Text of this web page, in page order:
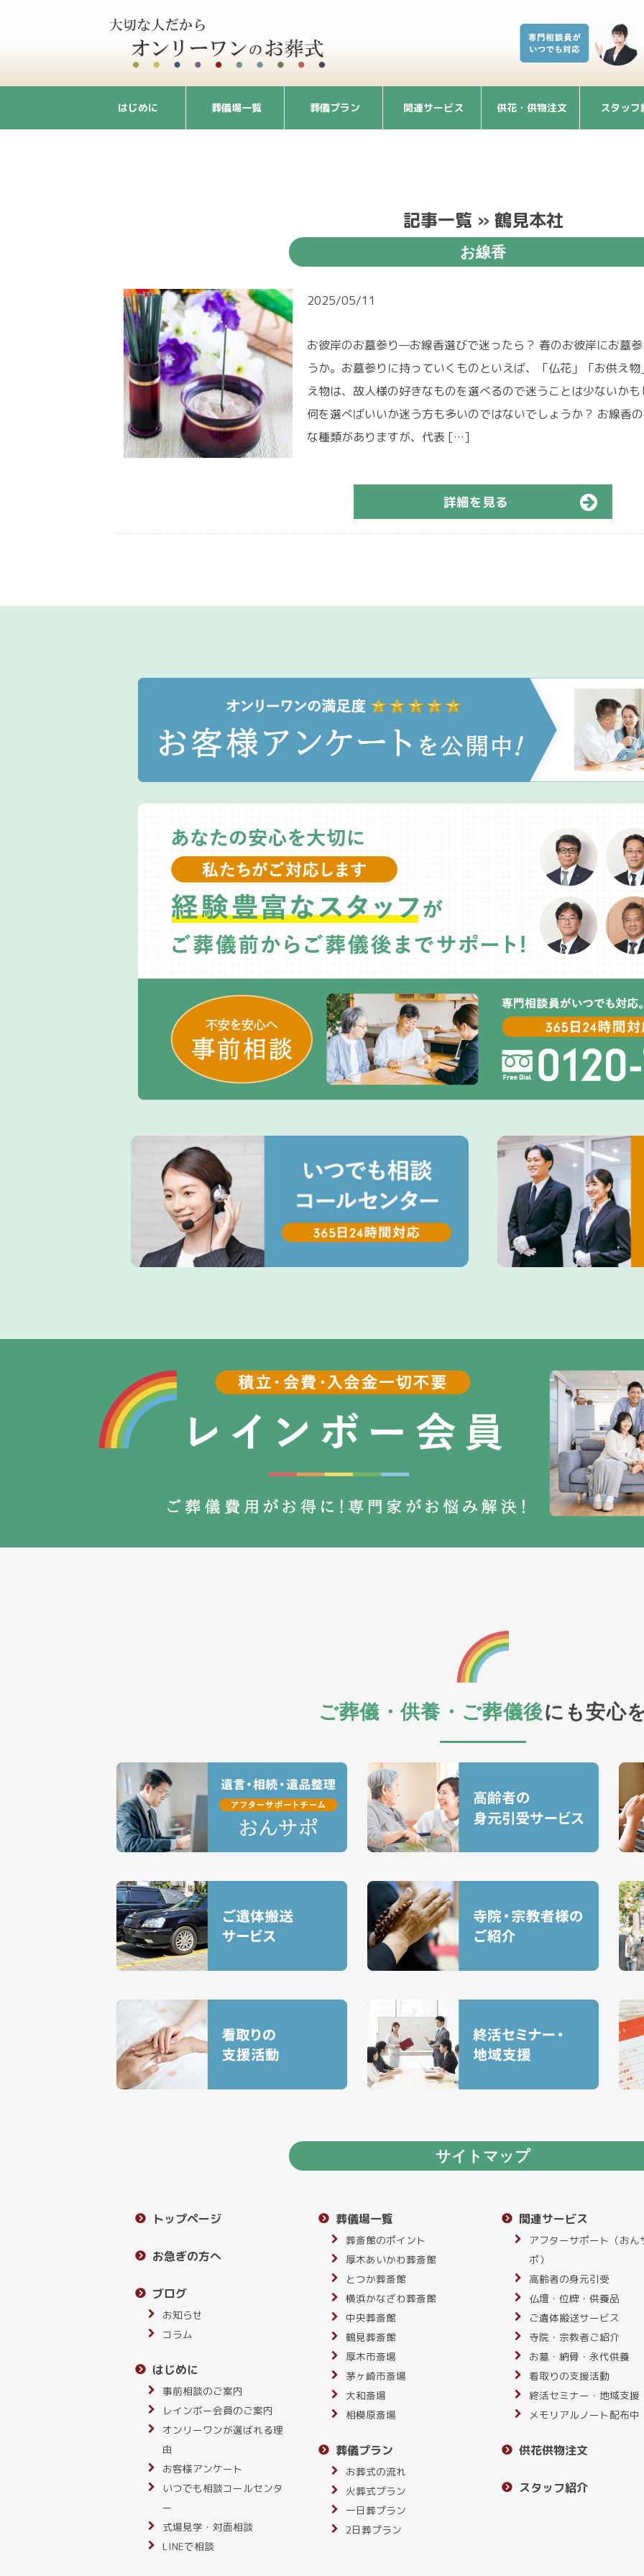
はじめに 葬儀場一覧 葬儀プラン 関連サービス 供花・供物注文 スタッフ
記事一覧 » 鶴見本社
お線香
2025/05/11
お彼岸のお墓参り—お線香選びで迷ったら？ 春のお彼岸にお墓
うか。お墓参りに持っていくものといえば、「仏花」「お供え
え物は、故人様の好きなものを選べるので迷うことは少ないか
何を選べばいいか迷う方も多いのではないでしょうか？ お線香
な種類がありますが、代表 […]
詳細を見る
ご葬儀・供養・ご葬儀後にも安心
サイトマップ
トップページ
お急ぎの方へ
ブログ
お知らせ
コラム
はじめに
事前相談のご案内
レインボー会員のご案内
オンリーワンが選ばれる理
由
お客様アンケート
いつでも相談コールセンタ
ー
式場見学・対面相談
LINEで相談
葬儀場一覧
葬斎館のポイント
厚木あいかわ葬斎館
とつか葬斎館
横浜かなざわ葬斎館
中央葬斎館
鶴見葬斎館
厚木市斎場
茅ヶ崎市斎場
大和斎場
相模原斎場
葬儀プラン
お葬式の流れ
火葬式プラン
一日葬プラン
2日葬プラン
関連サービス
アフターサポート（おん
ポ）
高齢者の身元引受
仏壇・位牌・供養品
ご遺体搬送サービス
寺院・宗教者ご紹介
お墓・納骨・永代供養
看取りの支援活動
終活セミナー・地域支援
メモリアルノート配布中
供花供物注文
スタッフ紹介